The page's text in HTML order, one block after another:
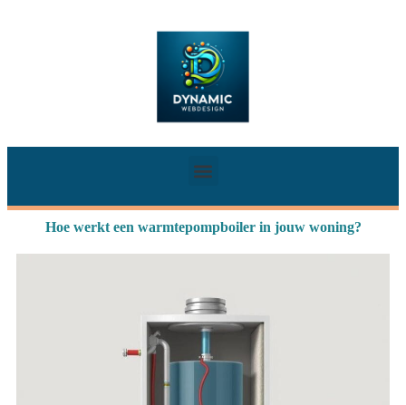
Hoe werkt een warmtepompboiler in jouw woning?